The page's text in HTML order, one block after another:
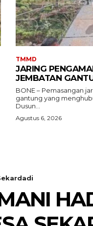
TMMD
JARING
JEMBATAN
BONE – Pemasangan
gantung yang
Dusun...
Agustus 6, 2026